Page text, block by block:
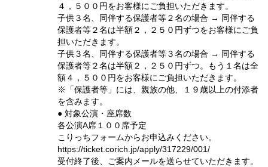
４，５００円をお客様にご負担いただきます。
子供３名、同伴する保護者等２名の場合 → 同伴する
保護者等２名は半額２，２５０円ずつをお客様にご負
担いただきます。
子供３名、同伴する保護者等３名の場合 → 同伴する
保護者等２名は半額２，２５０円ずつ。もう１名は全
額４，５００円をお客様にご負担いただきます。
※「保護者等」には、親族の他、１９歳以上の付添者
を含みます。
​​● 対象公演・座席数
各公演A席１００席予定
こりっちフォームからお申込みください。
https://ticket.corich.jp/apply/317229/001/
受付終了後、ご案内メールを送らせていただきます。